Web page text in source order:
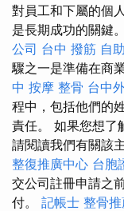
對員工和下屬的個
是長期成功的關鍵。
公司 台中 撥筋 自
驟之一是準備在商
中 按摩 整骨 台中
程中，包括他們的
責任。 如果您想了
請閱讀我們有關該
整復推廣中心 台胞
交公司註冊申請之
付。 記帳士 整骨